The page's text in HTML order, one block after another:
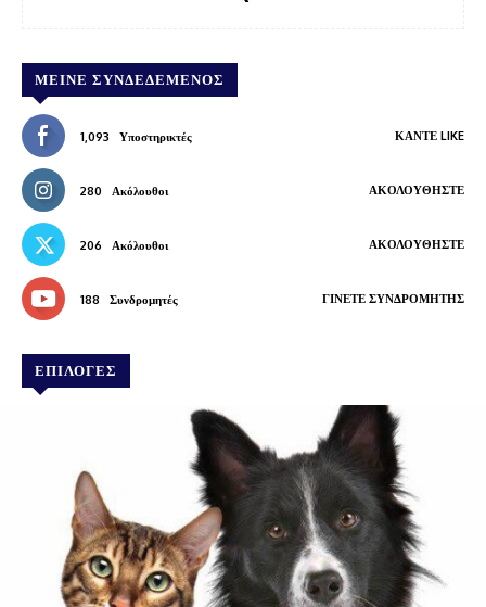
ΜΕΊΝΕ ΣΥΝΔΕΔΕΜΈΝΟΣ
1,093 Υποστηρικτές ΚΆΝΤΕ LIKE
280 Ακόλουθοι ΑΚΟΛΟΥΘΉΣΤΕ
206 Ακόλουθοι ΑΚΟΛΟΥΘΉΣΤΕ
188 Συνδρομητές ΓΊΝΕΤΕ ΣΥΝΔΡΟΜΗΤΉΣ
ΕΠΙΛΟΓΕΣ